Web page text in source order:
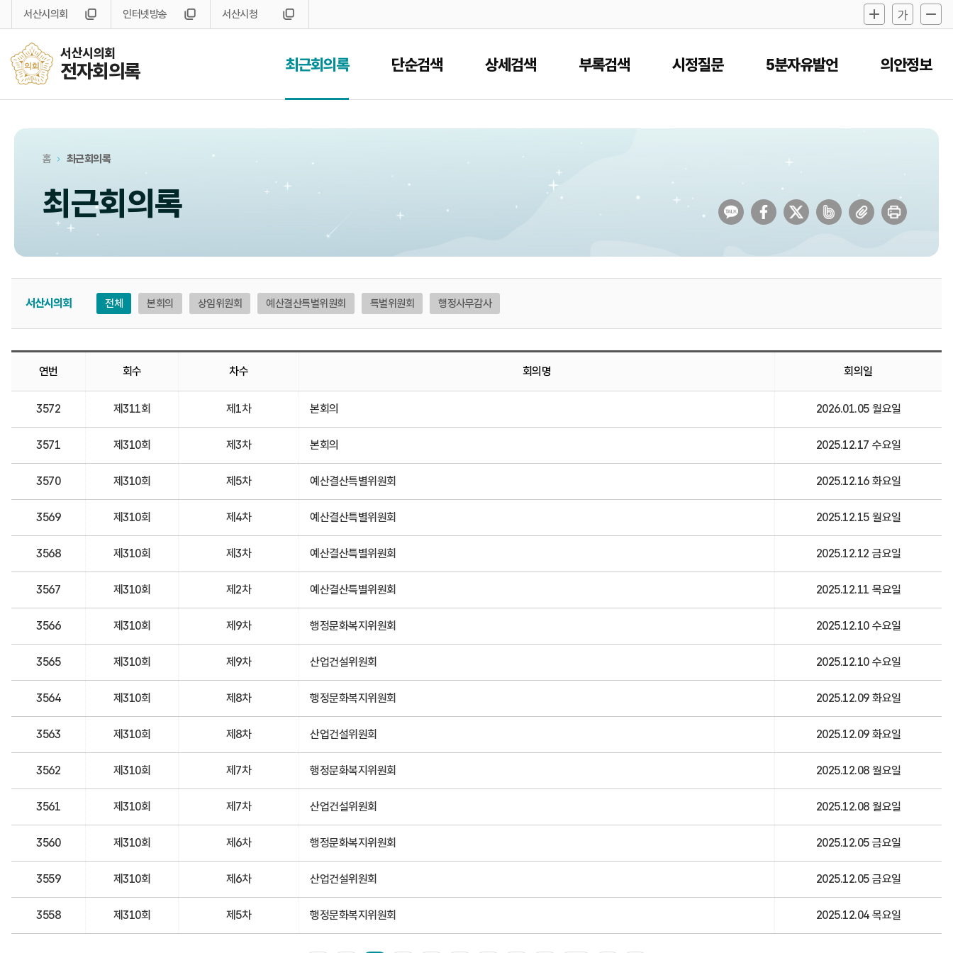
서산시의회
전자회의록
서산시의회 인터넷방송 서산시청
최근회의록 단순검색 상세검색 부록검색 시정질문 5분자유발언 의안정보
홈 최근회의록
최근회의록
서산시의회 전체 본회의 상임위원회 예산결산특별위원회 특별위원회 행정사무감사
연번 회수 차수 회의명 회의일
3572 제311회 제1차 본회의 2026.01.05 월요일
3571 제310회 제3차 본회의 2025.12.17 수요일
3570 제310회 제5차 예산결산특별위원회 2025.12.16 화요일
3569 제310회 제4차 예산결산특별위원회 2025.12.15 월요일
3568 제310회 제3차 예산결산특별위원회 2025.12.12 금요일
3567 제310회 제2차 예산결산특별위원회 2025.12.11 목요일
3566 제310회 제9차 행정문화복지위원회 2025.12.10 수요일
3565 제310회 제9차 산업건설위원회 2025.12.10 수요일
3564 제310회 제8차 행정문화복지위원회 2025.12.09 화요일
3563 제310회 제8차 산업건설위원회 2025.12.09 화요일
3562 제310회 제7차 행정문화복지위원회 2025.12.08 월요일
3561 제310회 제7차 산업건설위원회 2025.12.08 월요일
3560 제310회 제6차 행정문화복지위원회 2025.12.05 금요일
3559 제310회 제6차 산업건설위원회 2025.12.05 금요일
3558 제310회 제5차 행정문화복지위원회 2025.12.04 목요일